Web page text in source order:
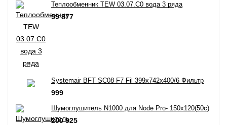
Теплообменник TEW 03.07.С0 вода 3 ряда
59 877
Systemair BFT SC08 F7 Fil 399x742x400/6 Фильтр
999
Шумоглушитель N1000 для Node Pro- 150x120(50c)
200 925